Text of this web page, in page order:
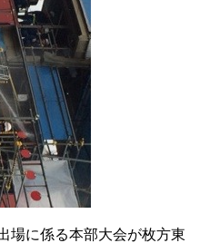
場に係る本部大会が枚方東